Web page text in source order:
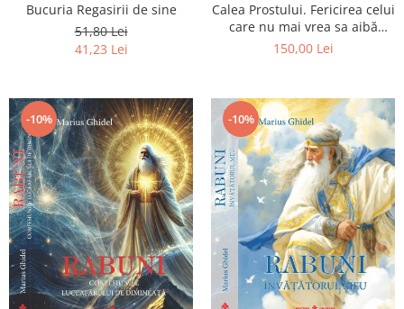
Bucuria Regasirii de sine
51,80 Lei
41,23 Lei
Calea Prostului. Fericirea celui
care nu mai vrea sa aibă
dreptate - Intoarcerea la
150,00 Lei
-10% -10%